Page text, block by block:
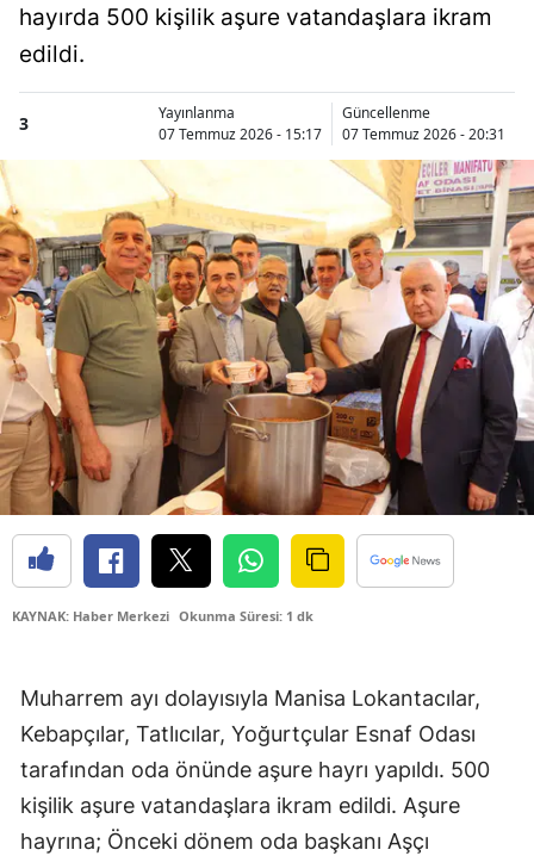
hayırda 500 kişilik aşure vatandaşlara ikram
edildi.
3
Yayınlanma
07 Temmuz 2026 - 15:17
Güncellenme
07 Temmuz 2026 - 20:31
KAYNAK: Haber Merkezi Okunma Süresi: 1 dk
Muharrem ayı dolayısıyla Manisa Lokantacılar,
Kebapçılar, Tatlıcılar, Yoğurtçular Esnaf Odası
tarafından oda önünde aşure hayrı yapıldı. 500
kişilik aşure vatandaşlara ikram edildi. Aşure
hayrına; Önceki dönem oda başkanı Aşçı